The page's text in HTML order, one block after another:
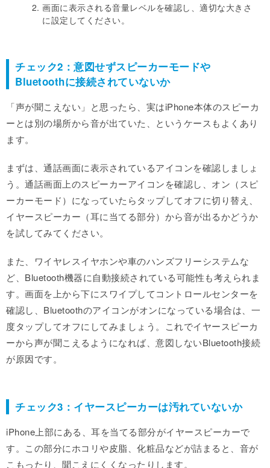
画面に表示される音量レベルを確認し、適切な大きさ
に設定してください。
チェック2：意図せずスピーカーモードや
Bluetoothに接続されていないか
「声が聞こえない」と思ったら、実はiPhone本体のスピーカ
ーとは別の場所から音が出ていた、というケースもよくあり
ます。
まずは、通話画面に表示されているアイコンを確認しましょ
う。通話画面上のスピーカーアイコンを確認し、オン（スピ
ーカーモード）になっていたらタップしてオフに切り替え、
イヤースピーカー（耳に当てる部分）から音が出るかどうか
を試してみてください。
また、ワイヤレスイヤホンや車のハンズフリーシステムな
ど、Bluetooth機器に自動接続されている可能性も考えられま
す。画面を上から下にスワイプしてコントロールセンターを
確認し、Bluetoothのアイコンがオンになっている場合は、一
度タップしてオフにしてみましょう。これでイヤースピーカ
ーから声が聞こえるようになれば、意図しないBluetooth接続
が原因です。
チェック3：イヤースピーカーは汚れていないか
iPhone上部にある、耳を当てる部分がイヤースピーカーで
す。この部分にホコリや皮脂、化粧品などが詰まると、音が
こもったり、聞こえにくくなったりします。